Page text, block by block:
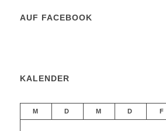
AUF FACEBOOK
KALENDER
M D M D F